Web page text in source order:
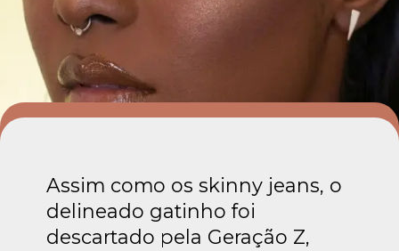
Assim como os skinny jeans, o
delineado gatinho foi
descartado pela Geração Z,